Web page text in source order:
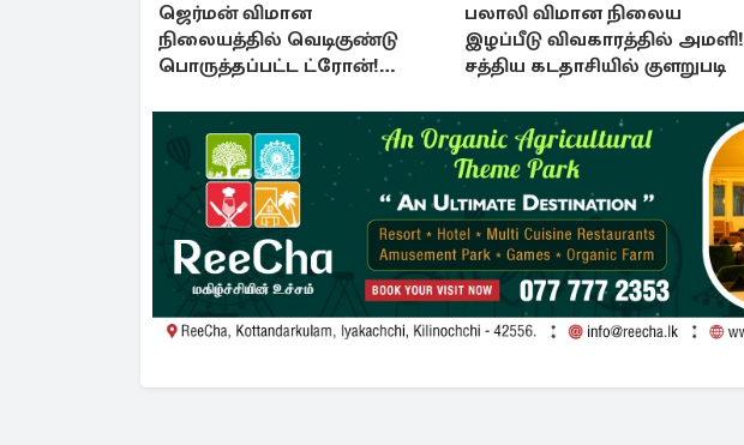
ஜெர்மன் விமான
நிலையத்தில் வெடிகுண்டு
பொருத்தப்பட்ட ட்ரோன்!
பலாலி விமான நிலைய
இழப்பீடு விவகாரத்தில் அமளி!
சத்திய கடதாசியில் குளறுபடி